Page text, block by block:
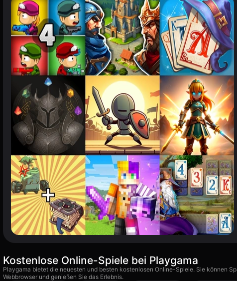
Kostenlose Online-Spiele bei Playgama
Playgama bietet die neuesten und besten kostenlosen Online-Spiele. Sie können
Webbrowser und genießen Sie das Erlebnis.